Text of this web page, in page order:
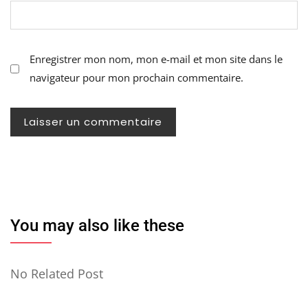
Enregistrer mon nom, mon e-mail et mon site dans le
navigateur pour mon prochain commentaire.
You may also like these
No Related Post